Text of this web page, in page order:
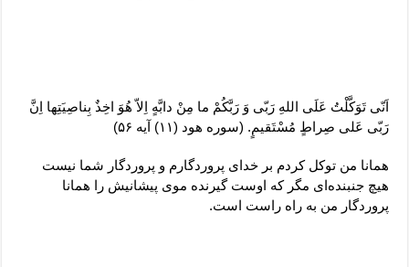
اَنّی تَوَکَّلْتُ عَلَی اللهِ رَبّی وَ رَبَّکُمْ ما مِنْ دابَّهٍ اِلاّ هُوَ اخِذٌ بِناصِیَتِها اِنَّ
رَبّی عَلی صِراطٍ مُسْتَقیمٍ. (سوره هود (۱۱) آیه ۵۶)
همانا من توکل کردم بر خدای پروردگارم و پروردگار شما نیست
هیچ جنبنده‌ای مگر که اوست گیرنده موی پیشانیش را همانا
پروردگار من به راه راست است.